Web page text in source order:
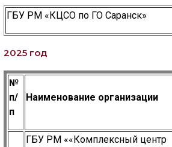
ГБУ РМ «КЦСО по ГО Саранск»
2025 год
№
п/
п
Наименование организации
ГБУ РМ ««Комплексный центр